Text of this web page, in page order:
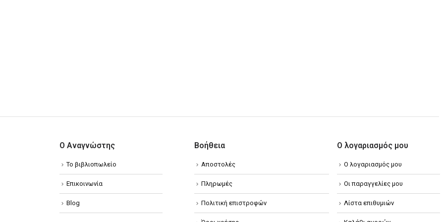
Ο Αναγνώστης
Το βιβλιοπωλείο
Επικοινωνία
Blog
Βοήθεια
Αποστολές
Πληρωμές
Πολιτική επιστροφών
Ο λογαριασμός μου
Ο λογαριασμός μου
Οι παραγγελίες μου
Λίστα επιθυμιών